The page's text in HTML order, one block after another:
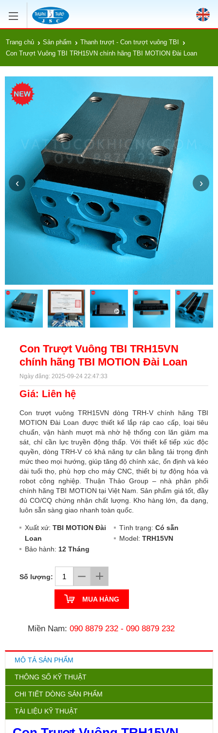
Trang chủ Sản phẩm
Thanh trượt - Con trượt vuông TBI
Con Trượt Vuông TBI TRH15VN chính hãng TBI MOTION Đài Loan
‹ ›
Con Trượt Vuông TBI TRH15VN
chính hãng TBI MOTION Đài Loan
Ngày đăng: 2025-09-24 22:47:33
Giá: Liên hệ
Con trượt vuông TRH15VN dòng TRH-V chính hãng TBI
MOTION Đài Loan được thiết kế lắp ráp cao cấp, loại tiêu
chuẩn, vận hành mượt mà nhờ hệ thống con lăn giảm ma
sát, chỉ cần lực truyền động thấp. Với thiết kế tiếp xúc độc
quyền, dòng TRH-V có khả năng tự cân bằng tải trọng định
mức theo mọi hướng, giúp tăng độ chính xác, ổn định và kéo
dài tuổi thọ, phù hợp cho máy CNC, thiết bị tự động hóa và
robot công nghiệp. Thuận Thảo Group – nhà phân phối
chính hãng TBI MOTION tại Việt Nam. Sản phẩm giá tốt, đầy
đủ CO/CQ chứng nhận chất lượng. Kho hàng lớn, đa dạng,
luôn sẵn sàng giao nhanh toàn quốc.
Xuất xứ: TBI MOTION Đài
Loan
Tình trạng: Có sẵn
Model: TRH15VN
Bảo hành: 12 Tháng
Số lượng:
MUA HÀNG
Miền Nam: 090 8879 232 - 090 8879 232
MÔ TẢ SẢN PHẨM
THÔNG SỐ KỸ THUẬT
CHI TIẾT DÒNG SẢN PHẨM
TÀI LIỆU KỸ THUẬT